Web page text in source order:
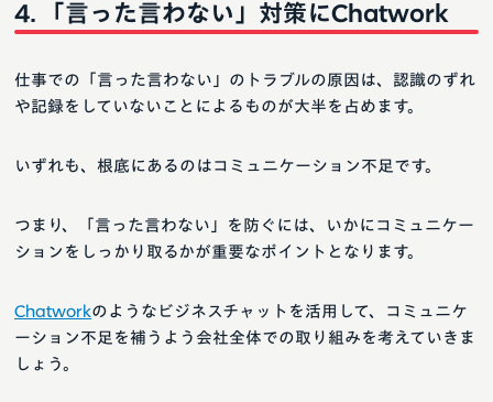
「言った言わない」対策にChatwork
仕事での「言った言わない」のトラブルの原因は、認識のずれ
や記録をしていないことによるものが大半を占めます。
いずれも、根底にあるのはコミュニケーション不足です。
つまり、「言った言わない」を防ぐには、いかにコミュニケー
ションをしっかり取るかが重要なポイントとなります。
Chatworkのようなビジネスチャットを活用して、コミュニケ
ーション不足を補うよう会社全体での取り組みを考えていきま
しょう。